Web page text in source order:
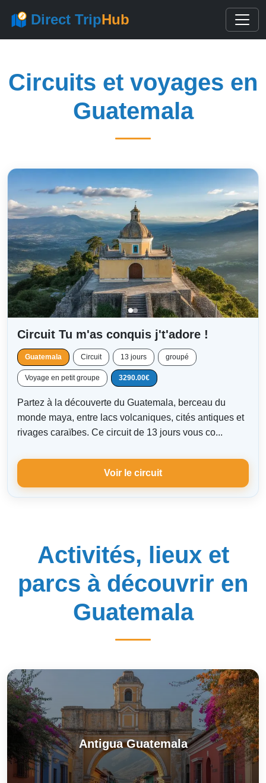
Direct TripHub
Circuits et voyages en
Guatemala
Circuit Tu m'as conquis j't'adore !
Guatemala Circuit 13 jours groupé
Voyage en petit groupe 3290.00€
Partez à la découverte du Guatemala, berceau du
monde maya, entre lacs volcaniques, cités antiques et
rivages caraïbes. Ce circuit de 13 jours vous co...
Voir le circuit
Activités, lieux et
parcs à découvrir en
Guatemala
Antigua Guatemala